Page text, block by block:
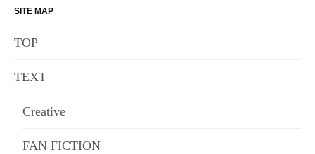
SITE MAP
TOP
TEXT
Creative
FAN FICTION